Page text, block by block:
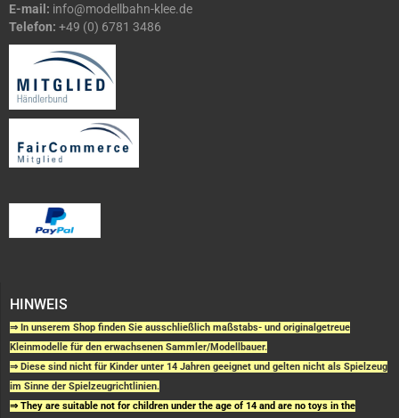
E-mail: info@modellbahn-klee.de
Telefon: +49 (0) 6781 3486
HINWEIS
⇒ In unserem Shop finden Sie ausschließlich maßstabs- und originalgetreue
Kleinmodelle für den erwachsenen Sammler/Modellbauer.
⇒ Diese sind nicht für Kinder unter 14 Jahren geeignet und gelten nicht als Spielzeug
im Sinne der Spielzeugrichtlinien.
⇒ They are suitable not for children under the age of 14 and are no toys in the